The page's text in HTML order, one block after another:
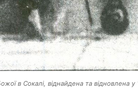
в Сокалі, віднайдена та відновлена у